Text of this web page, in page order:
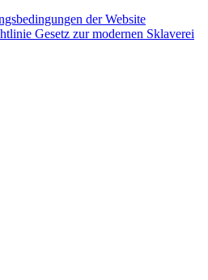
der Website
Gesetz zur modernen Sklaverei